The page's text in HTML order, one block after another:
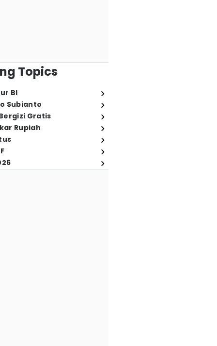
Topics
BI
Subianto
Gratis
Rupiah